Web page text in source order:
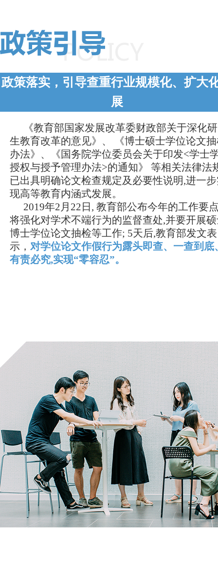
政策落实，引导查重行业规模化、扩大
展
《教育部国家发展改革委财政部关于深化
生教育改革的意见》、 《博士硕士学位论文
办法》、《国务院学位委员会关于印发<学士
授权与授予管理办法>的通知》 等相关法律法
已出具明确论文检查规定及必要性说明,进一
现高等教育内涵式发展。
2019年2月22日, 教育部公布今年的工作要
将强化对学术不端行为的监督查处,并要开展
博士学位论文抽检等工作; 5天后,教育部发文表
示， 对学位论文作假行为露头即查、一查到底
有责必究,实现“零容忍”。